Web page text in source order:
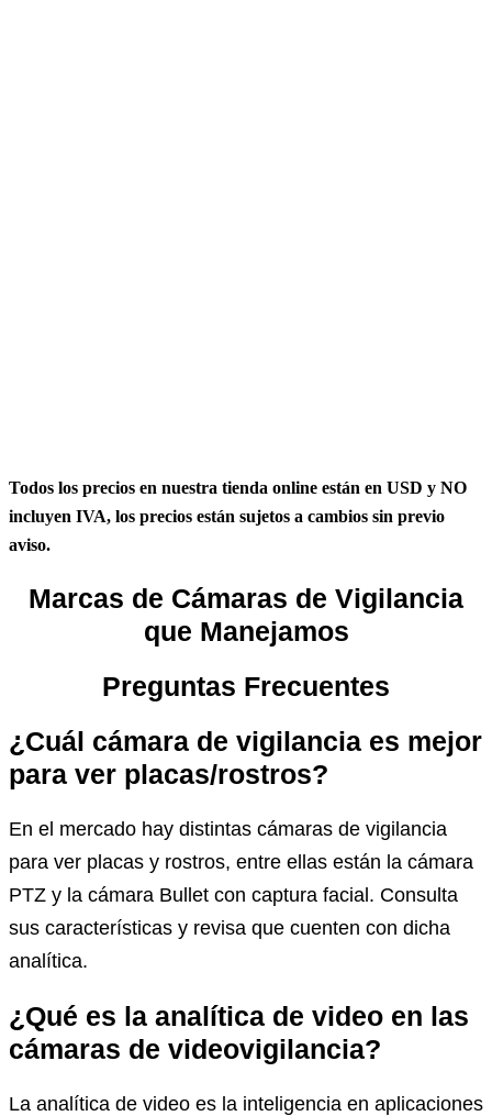
Todos los precios en nuestra tienda online están en USD y NO
incluyen IVA, los precios están sujetos a cambios sin previo
aviso.
Marcas de Cámaras de Vigilancia
que Manejamos
Preguntas Frecuentes
¿Cuál cámara de vigilancia es mejor
para ver placas/rostros?
En el mercado hay distintas cámaras de vigilancia
para ver placas y rostros, entre ellas están la cámara
PTZ y la cámara Bullet con captura facial. Consulta
sus características y revisa que cuenten con dicha
analítica.
¿Qué es la analítica de video en las
cámaras de videovigilancia?
La analítica de video es la inteligencia en aplicaciones